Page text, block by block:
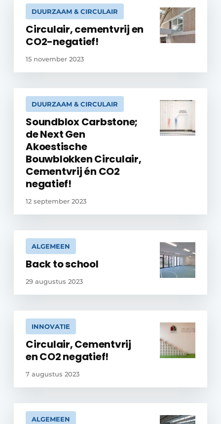
DUURZAAM & CIRCULAIR
Circulair, cementvrij en
CO2-negatief!
15 november 2023
DUURZAAM & CIRCULAIR
Soundblox Carbstone;
de Next Gen
Akoestische
Bouwblokken Circulair,
Cementvrij én CO2
negatief!
12 september 2023
ALGEMEEN
Back to school
29 augustus 2023
INNOVATIE
Circulair, Cementvrij
en CO2 negatief!
7 augustus 2023
ALGEMEEN